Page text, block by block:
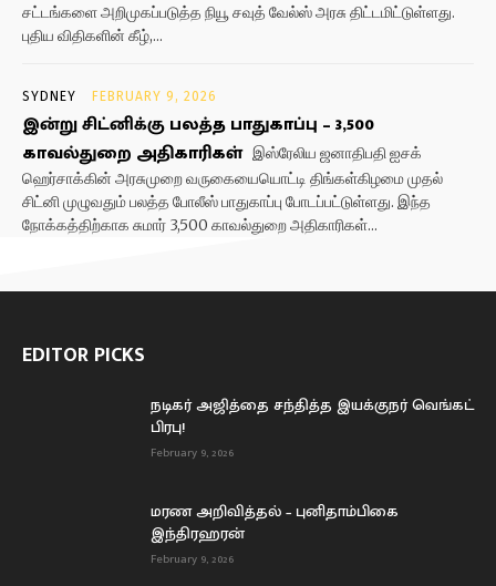
சட்டங்களை அறிமுகப்படுத்த நியூ சவுத் வேல்ஸ் அரசு திட்டமிட்டுள்ளது.
புதிய விதிகளின் கீழ்,...
SYDNEY FEBRUARY 9, 2026
இன்று சிட்னிக்கு பலத்த பாதுகாப்பு – 3,500
காவல்துறை அதிகாரிகள் இஸ்ரேலிய ஜனாதிபதி ஐசக்
ஹெர்சாக்கின் அரசுமுறை வருகையையொட்டி திங்கள்கிழமை முதல்
சிட்னி முழுவதும் பலத்த போலீஸ் பாதுகாப்பு போடப்பட்டுள்ளது. இந்த
நோக்கத்திற்காக சுமார் 3,500 காவல்துறை அதிகாரிகள்...
EDITOR PICKS
நடிகர் அஜித்தை சந்தித்த இயக்குநர் வெங்கட்
பிரபு!
February 9, 2026
மரண அறிவித்தல் – புனிதாம்பிகை
இந்திரஹரன்
February 9, 2026